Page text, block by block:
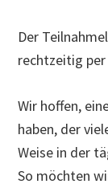
Der
rechtzeitig
Wir hoffen,
haben, der
Weise in der
So möchten